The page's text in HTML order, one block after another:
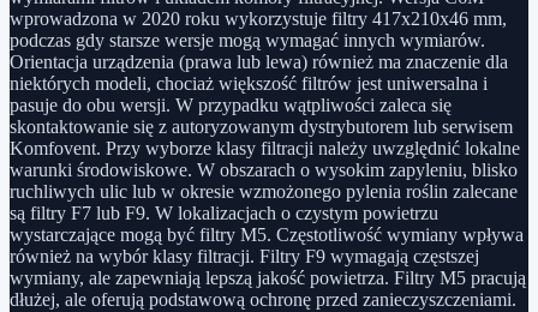
wprowadzona w 2020 roku wykorzystuje filtry 417x210x46 mm,
podczas gdy starsze wersje mogą wymagać innych wymiarów.
Orientacja urządzenia (prawa lub lewa) również ma znaczenie dla
niektórych modeli, chociaż większość filtrów jest uniwersalna i
pasuje do obu wersji. W przypadku wątpliwości zaleca się
skontaktowanie się z autoryzowanym dystrybutorem lub serwisem
Komfovent. Przy wyborze klasy filtracji należy uwzględnić lokalne
warunki środowiskowe. W obszarach o wysokim zapyleniu, blisko
ruchliwych ulic lub w okresie wzmożonego pylenia roślin zalecane
są filtry F7 lub F9. W lokalizacjach o czystym powietrzu
wystarczające mogą być filtry M5. Częstotliwość wymiany wpływa
również na wybór klasy filtracji. Filtry F9 wymagają częstszej
wymiany, ale zapewniają lepszą jakość powietrza. Filtry M5 pracują
dłużej, ale oferują podstawową ochronę przed zanieczyszczeniami.